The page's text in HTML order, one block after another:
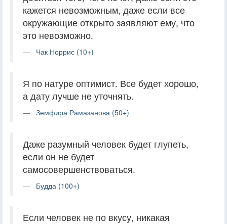
кажется невозможным, даже если все
окружающие открыто заявляют ему, что
это невозможно.
Чак Норрис (10+)
Я по натуре оптимист. Все будет хорошо,
а дату лучше не уточнять.
Земфира Рамазанова (50+)
Даже разумный человек будет глупеть,
если он не будет
самосовершенствоваться.
Будда (100+)
Если человек не по вкусу, никакая